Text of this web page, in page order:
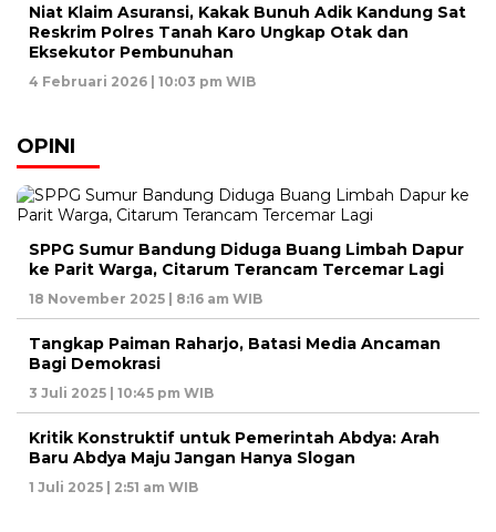
Niat Klaim Asuransi, Kakak Bunuh Adik Kandung Sat
Reskrim Polres Tanah Karo Ungkap Otak dan
Eksekutor Pembunuhan
4 Februari 2026 | 10:03 pm WIB
OPINI
SPPG Sumur Bandung Diduga Buang Limbah Dapur
ke Parit Warga, Citarum Terancam Tercemar Lagi
18 November 2025 | 8:16 am WIB
Tangkap Paiman Raharjo, Batasi Media Ancaman
Bagi Demokrasi
3 Juli 2025 | 10:45 pm WIB
Kritik Konstruktif untuk Pemerintah Abdya: Arah
Baru Abdya Maju Jangan Hanya Slogan
1 Juli 2025 | 2:51 am WIB